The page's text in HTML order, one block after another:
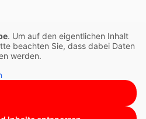
. Um auf den eigentlichen Inhalt
beachten Sie, dass dabei Daten
werden.